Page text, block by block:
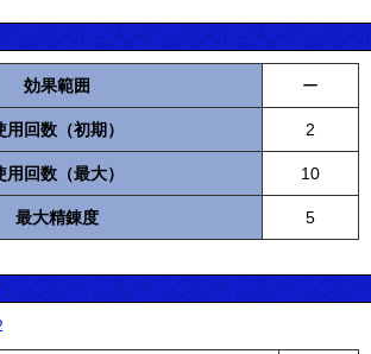
効果範囲 ー
用回数（初期） 2
用回数（最大） 10
最大精錬度 5